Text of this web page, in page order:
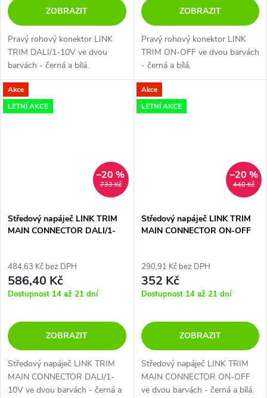
ZOBRAZIT
Pravý rohový konektor LINK
TRIM DALI/1-10V ve dvou
barvách - černá a bílá.
ZOBRAZIT
Pravý rohový konektor LINK
TRIM ON-OFF ve dvou barvách
- černá a bílá.
Akce
LETNÍ AKCE
733 Kč
–20 %
Středový napáječ LINK TRIM
MAIN CONNECTOR DALI/1-
484,63 Kč bez DPH
586,40 Kč
Dostupnost 14 až 21 dní
ZOBRAZIT
Středový napáječ LINK TRIM
MAIN CONNECTOR DALI/1-
10V ve dvou barvách - černá a
Akce
LETNÍ AKCE
440 Kč
–20 %
Středový napáječ LINK TRIM
MAIN CONNECTOR ON-OFF
290,91 Kč bez DPH
352 Kč
Dostupnost 14 až 21 dní
ZOBRAZIT
Středový napáječ LINK TRIM
MAIN CONNECTOR ON-OFF
ve dvou barvách - černá a bílá.